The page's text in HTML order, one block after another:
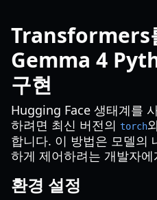
Transformers
Gemma 4
구현
Hugging Face 생태계를
하려면 최신 버전의 torch
합니다. 이 방법은 모델의
하게 제어하려는 개발자
환경 설정